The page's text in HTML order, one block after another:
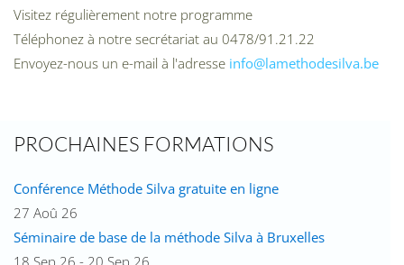
Visitez régulièrement notre programme
Téléphonez à notre secrétariat au 0478/91.21.22
Envoyez-nous un e-mail à l'adresse info@lamethodesilva.be
PROCHAINES FORMATIONS
Conférence Méthode Silva gratuite en ligne
27 Aoû 26
Séminaire de base de la méthode Silva à Bruxelles
18 Sep 26 - 20 Sep 26